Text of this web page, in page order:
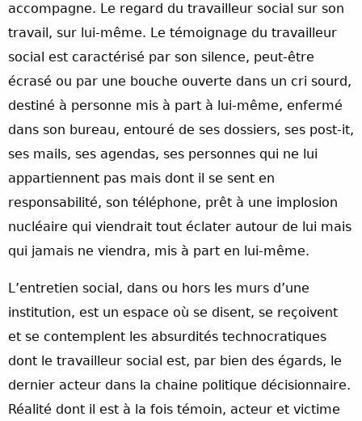
accompagne. Le regard du travailleur social sur son
travail, sur lui-même. Le témoignage du travailleur
social est caractérisé par son silence, peut-être
écrasé ou par une bouche ouverte dans un cri sourd,
destiné à personne mis à part à lui-même, enfermé
dans son bureau, entouré de ses dossiers, ses post-it,
ses mails, ses agendas, ses personnes qui ne lui
appartiennent pas mais dont il se sent en
responsabilité, son téléphone, prêt à une implosion
nucléaire qui viendrait tout éclater autour de lui mais
qui jamais ne viendra, mis à part en lui-même.
L’entretien social, dans ou hors les murs d’une
institution, est un espace où se disent, se reçoivent
et se contemplent les absurdités technocratiques
dont le travailleur social est, par bien des égards, le
dernier acteur dans la chaine politique décisionnaire.
Réalité dont il est à la fois témoin, acteur et victime